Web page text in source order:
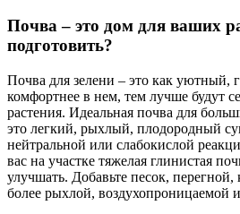
Почва – это дом для ваших
подготовить?
Почва для зелени – это как
комфортнее в нем, тем лучше будут
растения. Идеальная почва для
это легкий, рыхлый, плодородный
нейтральной или слабокислой
вас на участке тяжелая глинистая
улучшать. Добавьте песок, перегной,
более рыхлой, воздухопроницаемой